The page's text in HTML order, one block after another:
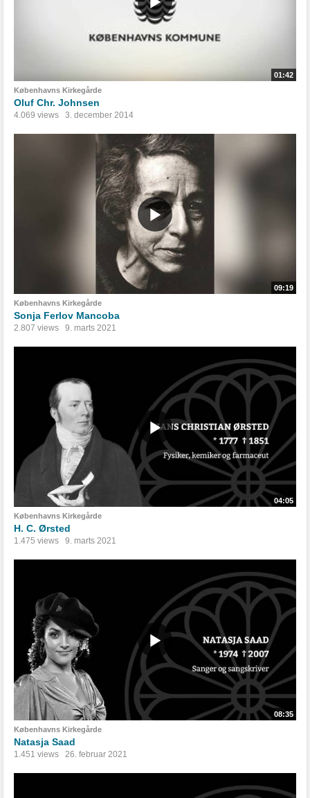
01:42
Københavns Kirkegårde
Oluf Chr. Johnsen
4.069 views 3. december 2014
09:19
Københavns Kirkegårde
Sonja Ferlov Mancoba
2.807 views 9. marts 2021
04:05
Københavns Kirkegårde
H. C. Ørsted
1.475 views 9. marts 2021
08:35
Københavns Kirkegårde
Natasja Saad
1.451 views 26. februar 2021